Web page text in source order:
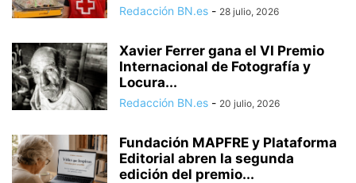
Redacción BN.es - 28 julio, 2026
Xavier Ferrer gana el VI Premio
Internacional de Fotografía y
Locura...
Redacción BN.es - 20 julio, 2026
Fundación MAPFRE y Plataforma
Editorial abren la segunda
edición del premio...